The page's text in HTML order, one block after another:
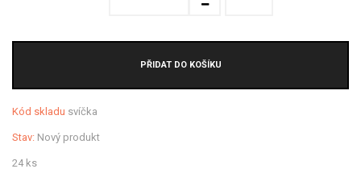
PŘIDAT DO KOŠÍKU
Kód skladu svíčka
Stav: Nový produkt
24 ks